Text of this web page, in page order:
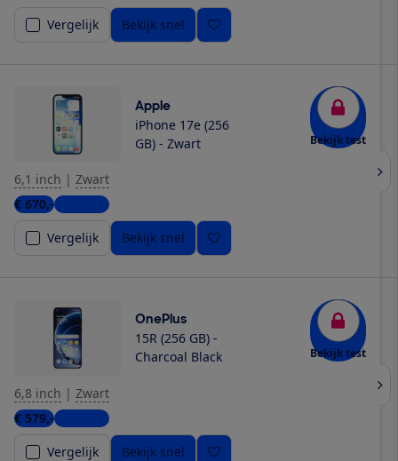
Vergelijk Bekijk snel
Apple
iPhone 17e (256
GB) - Zwart
Bekijk test
6,1 inch | Zwart
€ 670,-6 winkels
Vergelijk
Bekijk snel
OnePlus
15R (256 GB) -
Charcoal Black
Bekijk test
6,8 inch | Zwart
€ 579,-4 winkels
Vergelijk
Bekijk snel